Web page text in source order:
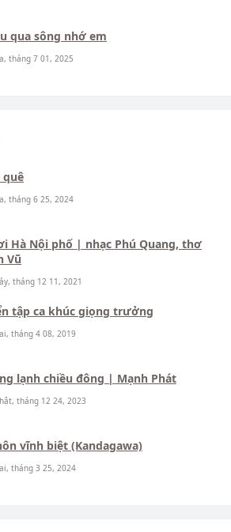
qua sông nhớ em
tháng 7 01, 2025
quê
tháng 6 25, 2024
Hà Nội phố | nhạc Phú Quang, thơ
Vũ
tháng 12 11, 2021
tập ca khúc giọng trưởng
tháng 4 08, 2019
lạnh chiều đông | Mạnh Phát
tháng 12 24, 2023
vĩnh biệt (Kandagawa)
tháng 3 25, 2024